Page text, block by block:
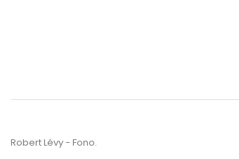
Robert Lévy - Fono.